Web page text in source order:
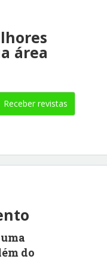
área
Receber revistas
do